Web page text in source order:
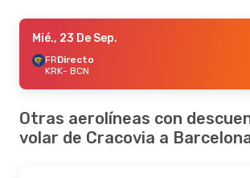
Mié., 23 De Sep.
FRDirecto
KRK- BCN
Otras aerolíneas con
volar de Cracovia a